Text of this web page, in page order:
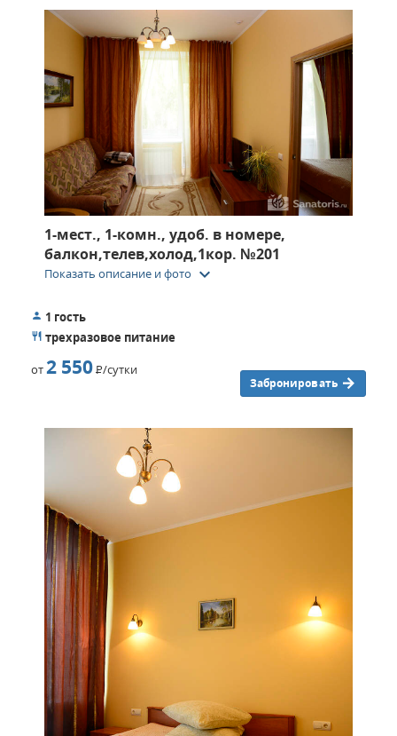
1-мест., 1-комн., удоб. в номере,
балкон,телев,холод,1кор. №201
Показать описание и фото keyboard_arrow_down
1 гость
трехразовое питание
от2 550Р/сутки
Забронировать